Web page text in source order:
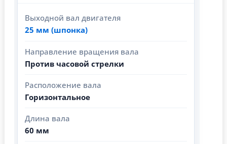
Выходной вал двигателя
25 мм (шпонка)
Направление вращения вала
Против часовой стрелки
Расположение вала
Горизонтальное
Длина вала
60 мм